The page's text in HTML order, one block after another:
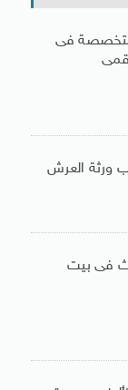
متخصصة فى
ورثة العرش
فى بيت